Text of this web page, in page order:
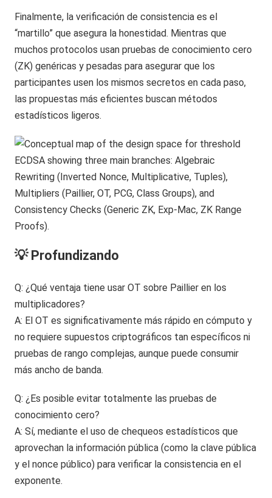
Finalmente, la verificación de consistencia es el
“martillo” que asegura la honestidad. Mientras que
muchos protocolos usan pruebas de conocimiento cero
(ZK) genéricas y pesadas para asegurar que los
participantes usen los mismos secretos en cada paso,
las propuestas más eficientes buscan métodos
estadísticos ligeros.
💡 Profundizando
Q: ¿Qué ventaja tiene usar OT sobre Paillier en los
multiplicadores?
A: El OT es significativamente más rápido en cómputo y
no requiere supuestos criptográficos tan específicos ni
pruebas de rango complejas, aunque puede consumir
más ancho de banda.
Q: ¿Es posible evitar totalmente las pruebas de
conocimiento cero?
A: Sí, mediante el uso de chequeos estadísticos que
aprovechan la información pública (como la clave pública
y el nonce público) para verificar la consistencia en el
exponente.